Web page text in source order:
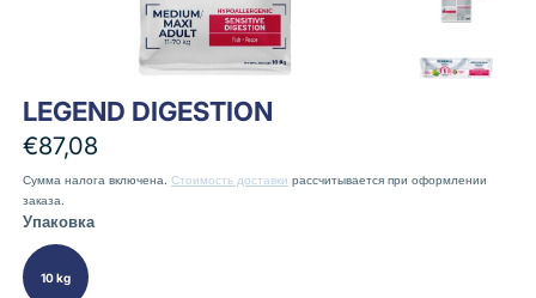
Открыть
медиа-
файлы
1
в
окне
в
LEGEND DIGESTION
Обычная
цена
€87,08
Сумма налога включена. Стоимость доставки рассчитывается при оформлении
заказа.
Упаковка
10 kg